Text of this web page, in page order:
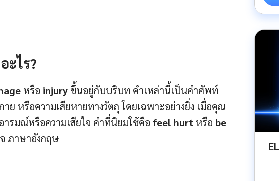
ะไร?
หรือ injury ขึ้นอยู่กับบริบท คำเหล่านี้เป็นคำศัพท์
หรือความเสียหายทางวัตถุ โดยเฉพาะอย่างยิ่ง เมื่อคุณ
ารมณ์หรือความเสียใจ คำที่นิยมใช้คือ feel hurt หรือ be
ภาษาอังกฤษ